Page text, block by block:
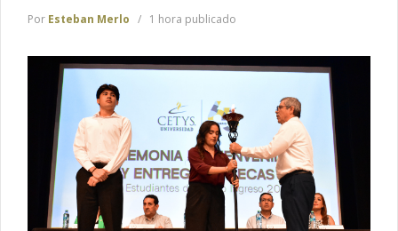
Por Esteban Merlo 1 hora publicado